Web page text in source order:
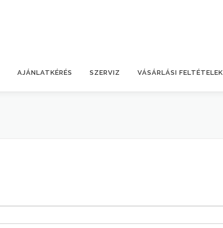
AJÁNLATKÉRÉS SZERVIZ VÁSÁRLÁSI FELTÉTELEK